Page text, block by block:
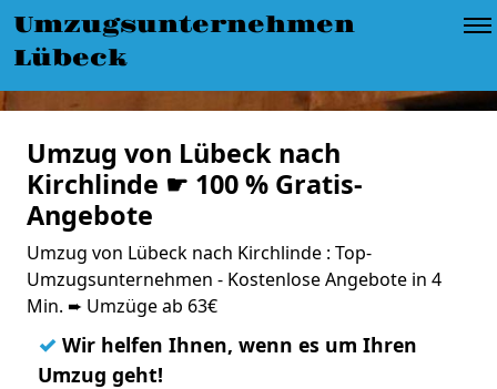
Umzugsunternehmen
Lübeck
Umzug von Lübeck nach
Kirchlinde ☛ 100 % Gratis-
Angebote
Umzug von Lübeck nach Kirchlinde : Top-
Umzugsunternehmen - Kostenlose Angebote in 4
Min. ➨ Umzüge ab 63€
✓ Wir helfen Ihnen, wenn es um Ihren
Umzug geht!